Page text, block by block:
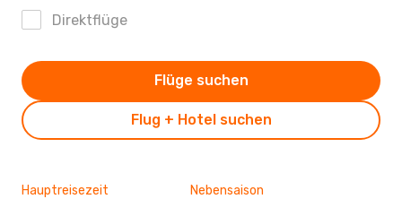
Direktflüge
Flug + Hotel suchen
Flüge suchen
Hauptreisezeit Nebensaison